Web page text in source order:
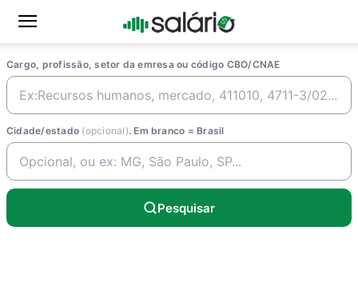
Cargo, profissão, setor da emresa ou código CBO/CNAE
Cidade/estado (opcional). Em branco = Brasil
Pesquisar